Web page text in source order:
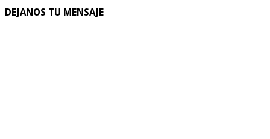
DEJANOS TU MENSAJE